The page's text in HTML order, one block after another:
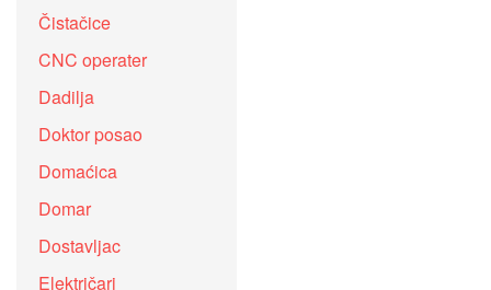
Čistačice
CNC operater
Dadilja
Doktor posao
Domaćica
Domar
Dostavljac
Električari